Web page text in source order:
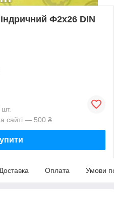
Ф2х26 DIN
сайті — 500 ₴
Доставка Оплата Умови